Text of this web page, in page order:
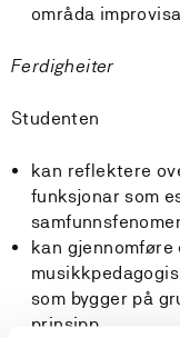
områda
Ferdigheiter
Studenten
kan reflektere
funksjonar som
kan
som bygger på
prinsipp